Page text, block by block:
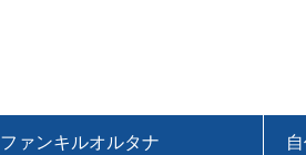
ファンキルオルタナ